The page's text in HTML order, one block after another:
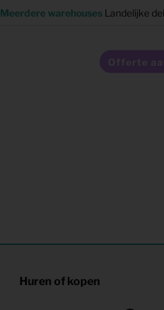
Meerdere warehouses Landelijke
Offerte
Studentenhuisvesting
Co-living
Huren of kopen